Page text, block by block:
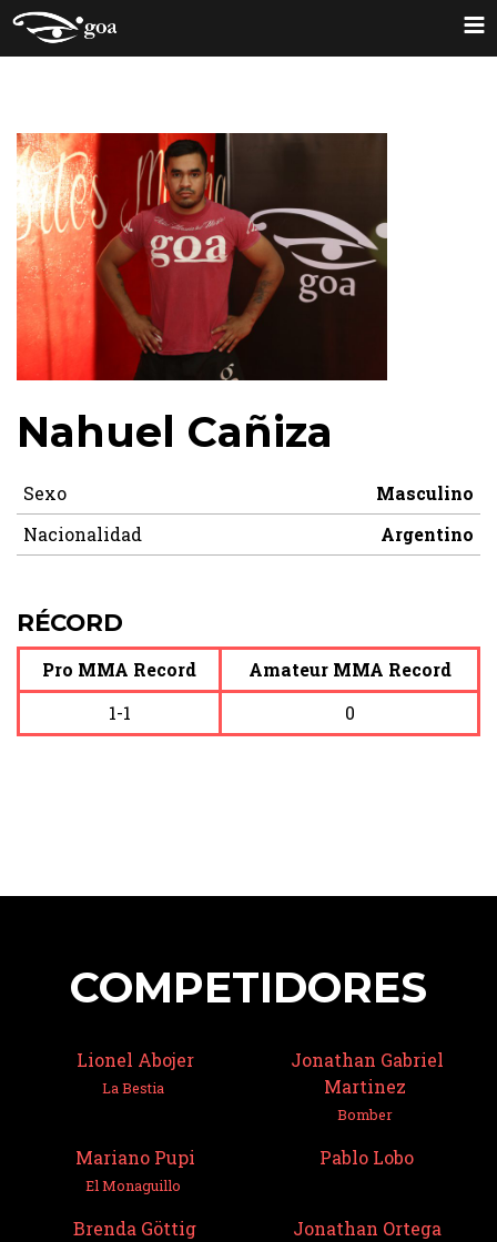
Nahuel Cañiza
Sexo
Masculino
Nacionalidad
Argentino
RÉCORD
Pro MMA Record
Amateur MMA Record
1-1
0
COMPETIDORES
Lionel Abojer
La Bestia
Jonathan Gabriel
Martinez
Bomber
Mariano Pupi
El Monaguillo
Pablo Lobo
Brenda Göttig Jonathan Ortega